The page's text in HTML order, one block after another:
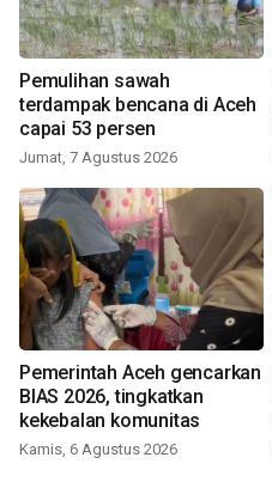
Pemulihan sawah
terdampak bencana di Aceh
capai 53 persen
Jumat, 7 Agustus 2026
Pemerintah Aceh gencarkan
BIAS 2026, tingkatkan
kekebalan komunitas
Kamis, 6 Agustus 2026